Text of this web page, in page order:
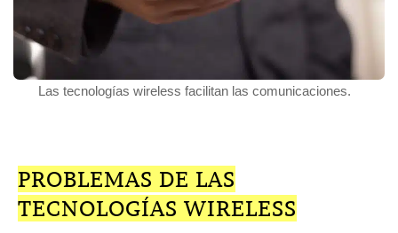
Las tecnologías wireless facilitan las comunicaciones.
PROBLEMAS DE LAS
TECNOLOGÍAS WIRELESS